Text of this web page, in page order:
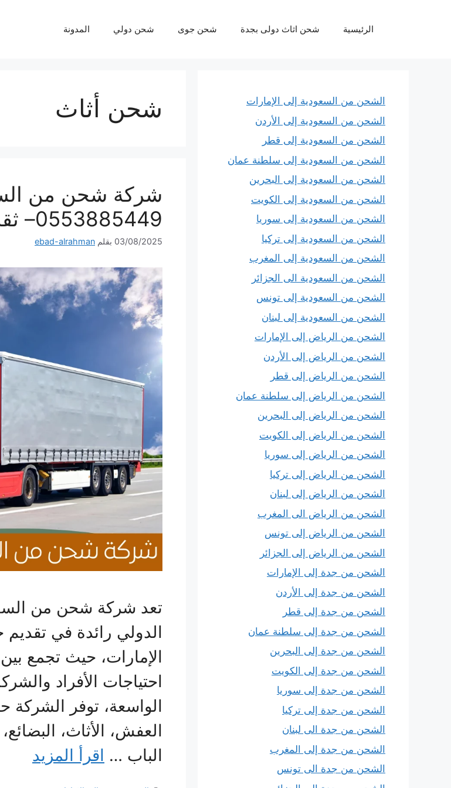
الرئيسية شحن اثاث دولى بجدة شحن جوى شحن دولي المدونة
شحن أثاث
شركة شحن من
0553885449– ثقة وإحترافية لكل شحنة
03/08/2025 بقلم ebad-alrahman
تعد شركة شحن من
الدولي رائدة في
الإمارات، حيث تجمع بين
احتياجات الأفراد
الواسعة، توفر
العفش، الأثاث،
الباب … اقرأ المزيد
الشحن من السعودية إلى الإمارات
الشحن من السعودية إلى الأردن
الشحن من السعودية إلى قطر
الشحن من السعودية إلى سلطنة عمان
الشحن من السعودية إلى البحرين
الشحن من السعودية إلى الكويت
الشحن من السعودية إلى سوريا
الشحن من السعودية إلى تركيا
الشحن من السعودية إلى المغرب
الشحن من السعودية الى الجزائر
الشحن من السعودية إلى تونس
الشحن من السعودية إلى لبنان
الشحن من الرياض إلى الإمارات
الشحن من الرياض إلى الأردن
الشحن من الرياض إلى قطر
الشحن من الرياض إلى سلطنة عمان
الشحن من الرياض إلى البحرين
الشحن من الرياض إلى الكويت
الشحن من الرياض إلى سوريا
الشحن من الرياض إلى تركيا
الشحن من الرياض إلى لبنان
الشحن من الرياض الى المغرب
الشحن من الرياض إلى تونس
الشحن من الرياض إلى الجزائر
الشحن من جدة إلى الإمارات
الشحن من جدة إلى الأردن
الشحن من جدة إلى قطر
الشحن من جدة إلى سلطنة عمان
الشحن من جدة إلى البحرين
الشحن من جدة إلى الكويت
الشحن من جدة إلى سوريا
الشحن من جدة إلى تركيا
الشحن من جدة الى لبنان
الشحن من جدة إلى المغرب
الشحن من جدة الى تونس